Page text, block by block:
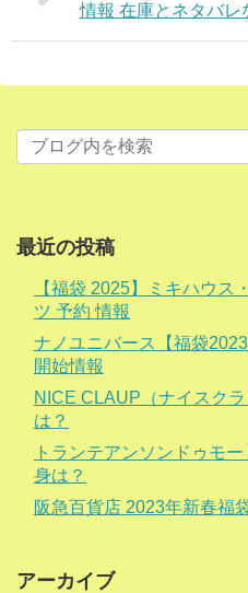
情報 在庫とネタバレ
最近の投稿
【福袋 2025】ミキハウス
ツ 予約 情報
ナノユニバース【福袋
開始情報
NICE CLAUP（ナイスク
は？
トランテアンソンドゥモ
身は？
阪急百貨店 2023年新春福
アーカイブ